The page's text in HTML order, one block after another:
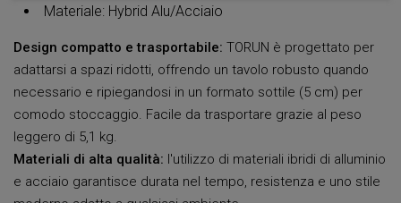
Materiale: Hybrid Alu/Acciaio
Design compatto e trasportabile: TORUN è progettato per
adattarsi a spazi ridotti, offrendo un tavolo robusto quando
necessario e ripiegandosi in un formato sottile (5 cm) per
comodo stoccaggio. Facile da trasportare grazie al peso
leggero di 5,1 kg.
Materiali di alta qualità: l'utilizzo di materiali ibridi di alluminio
e acciaio garantisce durata nel tempo, resistenza e uno stile